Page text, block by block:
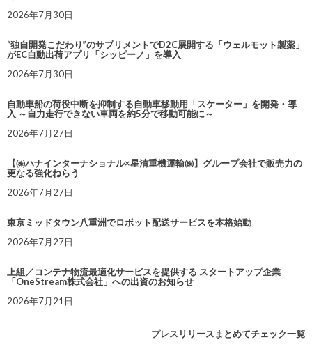
2026年7月30日
“独自開発こだわり”のサプリメントでD2C展開する「ウェルモット製薬」
がEC自動出荷アプリ「シッピーノ」を導入
2026年7月30日
自動車船の荷役中断を抑制する自動車移動用「スケーター」を開発・導
入 ～自力走行できない車両を約5分で移動可能に～
2026年7月27日
【㈱ハナインターナショナル×星清重機運輸㈱】グループ会社で販売力の
更なる強化ねらう
2026年7月27日
東京ミッドタウン八重洲でロボット配送サービスを本格始動
2026年7月27日
上組／コンテナ物流最適化サービスを提供する スタートアップ企業
「OneStream株式会社」への出資のお知らせ
2026年7月21日
プレスリリースまとめてチェック一覧